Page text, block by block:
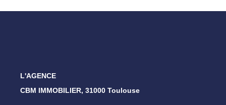
L'AGENCE
CBM IMMOBILIER, 31000 Toulouse